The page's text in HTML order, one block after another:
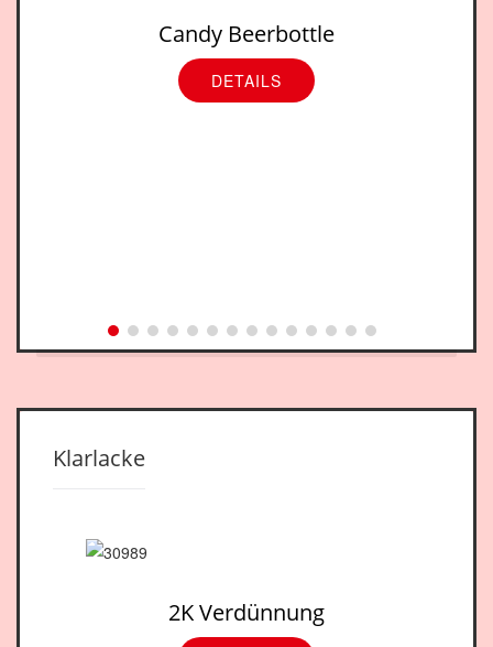
Candy Beerbottle
DETAILS
Klarlacke
2K Verdünnung